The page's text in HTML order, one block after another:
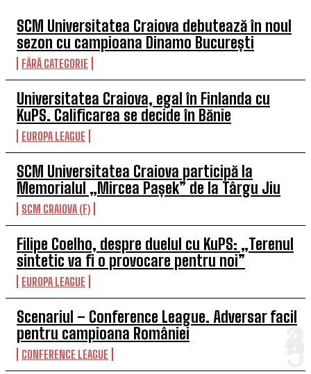
SCM Universitatea Craiova debutează în noul
sezon cu campioana Dinamo București
FĂRĂ CATEGORIE
Universitatea Craiova, egal în Finlanda cu
KuPS. Calificarea se decide în Bănie
EUROPA LEAGUE
SCM Universitatea Craiova participă la
Memorialul „Mircea Pașek” de la Târgu Jiu
SCM CRAIOVA (F)
Filipe Coelho, despre duelul cu KuPS: „Terenul
sintetic va fi o provocare pentru noi”
EUROPA LEAGUE
Scenariul – Conference League. Adversar facil
pentru campioana României
CONFERENCE LEAGUE